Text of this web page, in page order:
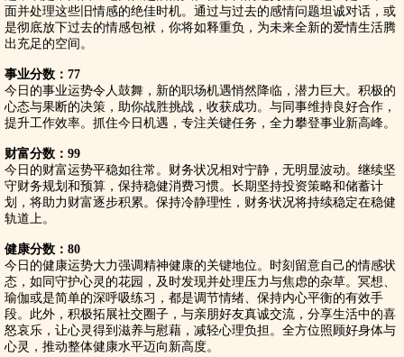
面并处理这些旧情感的绝佳时机。通过与过去的感情问题坦诚对话，或
是彻底放下过去的情感包袱，你将如释重负，为未来全新的爱情生活腾
出充足的空间。
事业分数：77
今日的事业运势令人鼓舞，新的职场机遇悄然降临，潜力巨大。积极的
心态与果断的决策，助你战胜挑战，收获成功。与同事维持良好合作，
提升工作效率。抓住今日机遇，专注关键任务，全力攀登事业新高峰。
财富分数：99
今日的财富运势平稳如往常。财务状况相对宁静，无明显波动。继续坚
守财务规划和预算，保持稳健消费习惯。长期坚持投资策略和储蓄计
划，将助力财富逐步积累。保持冷静理性，财务状况将持续稳定在稳健
轨道上。
健康分数：80
今日的健康运势大力强调精神健康的关键地位。时刻留意自己的情感状
态，如同守护心灵的花园，及时发现并处理压力与焦虑的杂草。冥想、
瑜伽或是简单的深呼吸练习，都是调节情绪、保持内心平衡的有效手
段。此外，积极拓展社交圈子，与亲朋好友真诚交流，分享生活中的喜
怒哀乐，让心灵得到滋养与慰藉，减轻心理负担。全方位照顾好身体与
心灵，推动整体健康水平迈向新高度。